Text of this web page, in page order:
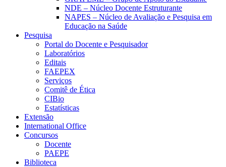
NDE – Núcleo Docente Estruturante
NAPES – Núcleo de Avaliação e Pesquisa em
Educação na Saúde
Pesquisa
Portal do Docente e Pesquisador
Laboratórios
Editais
FAEPEX
Serviços
Comitê de Ética
CIBio
Estatísticas
Extensão
International Office
Concursos
Docente
PAEPE
Biblioteca